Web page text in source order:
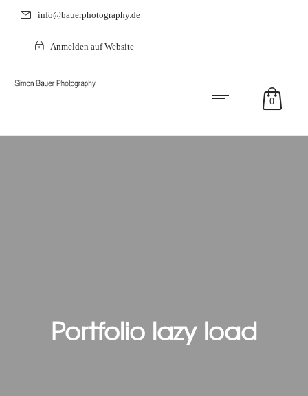
info@bauerphotography.de
Anmelden auf Website
0
Portfolio lazy load